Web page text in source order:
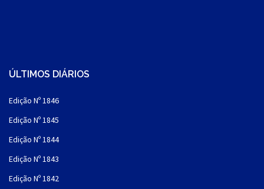
ÚLTIMOS DIÁRIOS
Edição Nº 1846
Edição Nº 1845
Edição Nº 1844
Edição Nº 1843
Edição Nº 1842